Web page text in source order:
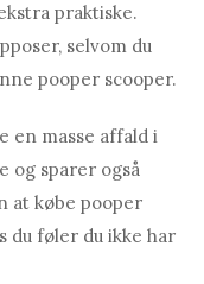
praktiske.
selvom du
pooper scooper.
en masse affald i
og sparer også
at købe pooper
du føler du ikke har